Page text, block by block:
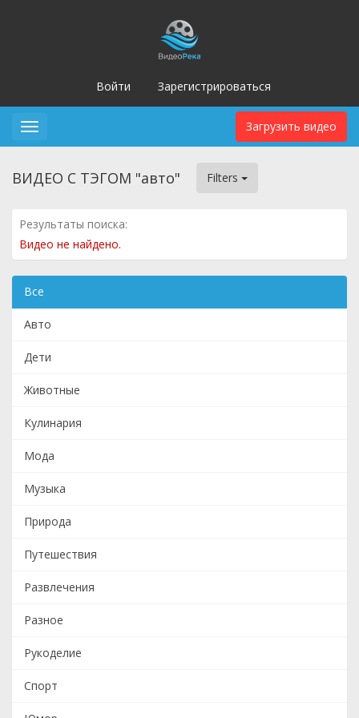
Войти Зарегистрироваться
Загрузить видео
Toggle
ВИДЕО С ТЭГОМ "авто" Filters
Результаты поиска:
Видео не найдено.
Все
Авто
Дети
Животные
Кулинария
Мода
Музыка
Природа
Путешествия
Развлечения
Разное
Рукоделие
Спорт